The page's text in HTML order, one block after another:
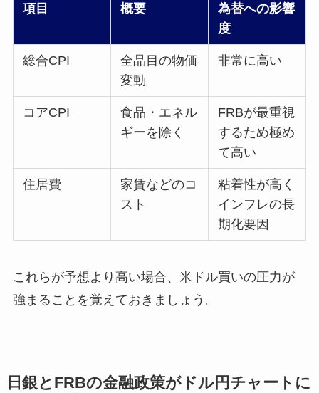
項目 概要
為替への影響
度
総合CPI
全品目の物価
変動
非常に高い
コアCPI
食品・エネル
ギーを除く
FRBが最重視
するため極め
て高い
住居費
家賃などのコ
スト
粘着性が高く
インフレの長
期化要因
これらが予想より高い場合、米ドル買いの圧力が
強まることを覚えておきましょう。
日銀とFRBの金融政策がドル円チャートに